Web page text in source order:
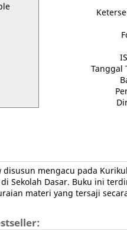
Tanggal
disusun mengacu pada
Sekolah Dasar. Buku ini
materi yang tersaji